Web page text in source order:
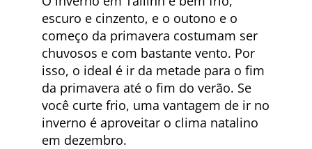
escuro e cinzento, e o outono e o
começo da primavera costumam ser
chuvosos e com bastante vento. Por
isso, o ideal é ir da metade para o fim
da primavera até o fim do verão. Se
você curte frio, uma vantagem de ir no
inverno é aproveitar o clima natalino
em dezembro.